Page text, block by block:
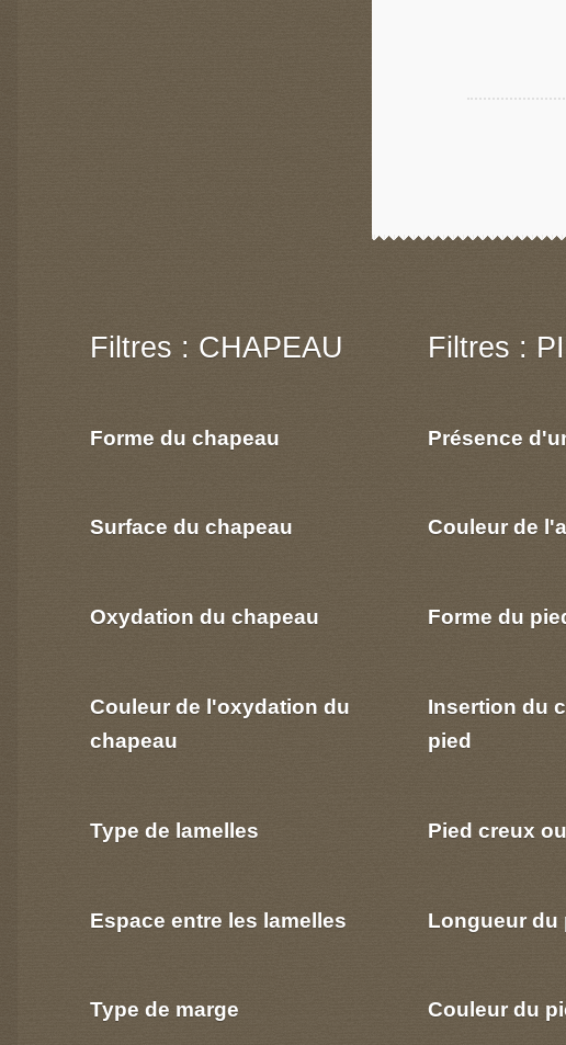
Filtres : CHAPEAU
Forme du chapeau
Surface du chapeau
Oxydation du chapeau
Couleur de l'oxydation du
chapeau
Type de lamelles
Espace entre les lamelles
Type de marge
Filtres :
Présence
Couleur de
Forme du
Insertion du
pied
Pied creux
Longueur du
Couleur du